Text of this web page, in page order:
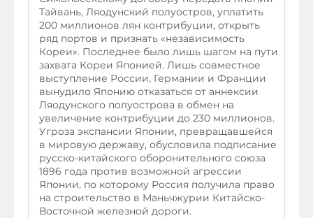
Тайвань, Ляодунский полуостров, уплатить
200 миллионов лян контрибуции, открыть
ряд портов и признать «независимость
Кореи». Последнее было лишь шагом на пути
захвата Кореи Японией. Лишь совместное
выступление России, Германии и Франции
вынудило Японию отказаться от аннексии
Ляодунского полуострова в обмен на
увеличение контрибуции до 230 миллионов.
Угроза экспансии Японии, превращавшейся
в мировую державу, обусловила подписание
русско-китайского оборонительного союза
1896 года против возможной агрессии
Японии, по которому Россия получила право
на строительство в Маньчжурии Китайско-
Восточной железной дороги.